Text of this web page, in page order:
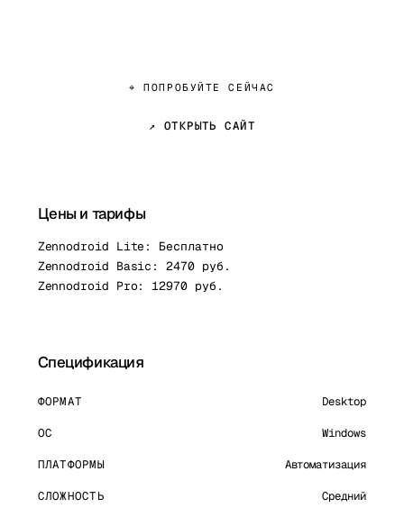
⌖ ПОПРОБУЙТЕ СЕЙЧАС
↗ ОТКРЫТЬ САЙТ
Цены и тарифы
Zennodroid Lite: Бесплатно
Zennodroid Basic: 2470 руб.
Zennodroid Pro: 12970 руб.
Спецификация
ФОРМАТ Desktop
ОС Windows
ПЛАТФОРМЫ Автоматизация
СЛОЖНОСТЬ Средний